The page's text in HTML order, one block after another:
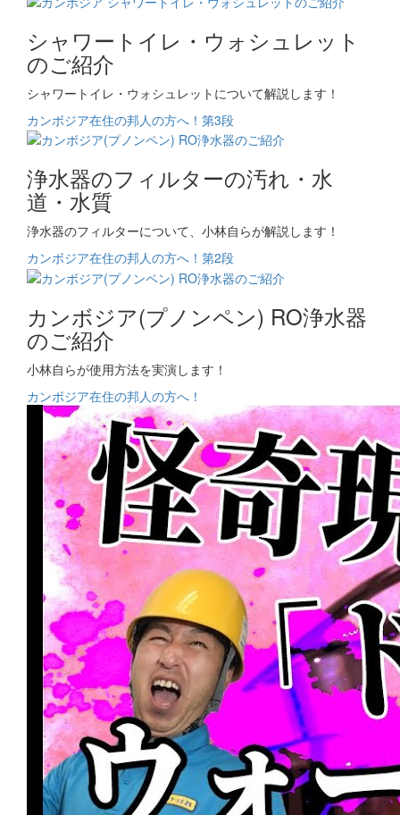
シャワートイレ・ウォシュレット
のご紹介
シャワートイレ・ウォシュレットについて解説します！
カンボジア在住の邦人の方へ！第3段
浄水器のフィルターの汚れ・水
道・水質
浄水器のフィルターについて、小林自らが解説します！
カンボジア在住の邦人の方へ！第2段
カンボジア(プノンペン) RO浄水器
のご紹介
小林自らが使用方法を実演します！
カンボジア在住の邦人の方へ！